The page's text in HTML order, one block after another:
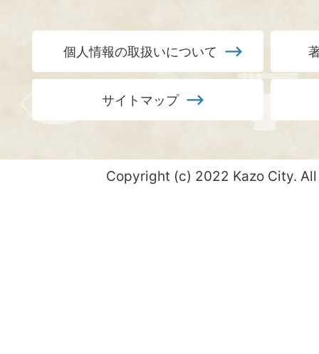
個人情報の取扱いについて
サイトマップ
Copyright (c) 2022 Kazo City.